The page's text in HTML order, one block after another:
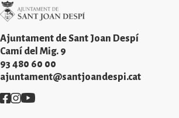
Imatge
Ajuntament de Sant Joan Despí
Camí del Mig. 9
93 480 60 00
ajuntament@santjoandespi.cat
Imatge
Imatge
Imatge